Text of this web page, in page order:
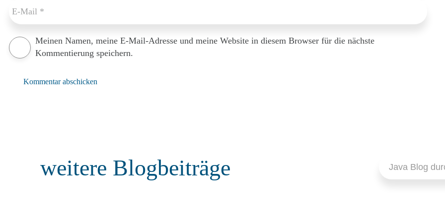
Meinen Namen, meine E-Mail-Adresse und meine Website in diesem Browser für die nächste
Kommentierung speichern.
Kommentar abschicken
weitere Blogbeiträge